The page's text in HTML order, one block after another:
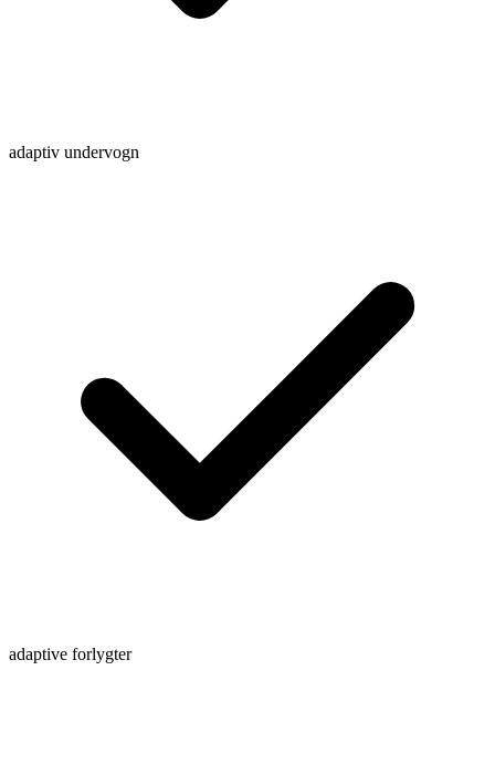
adaptiv undervogn
adaptive forlygter